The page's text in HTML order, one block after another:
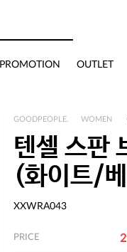
PROMOTION OUTLET
GOODPEOPLE. WOMEN
텐셀 스판
(화이트/
XXWRA043
PRICE